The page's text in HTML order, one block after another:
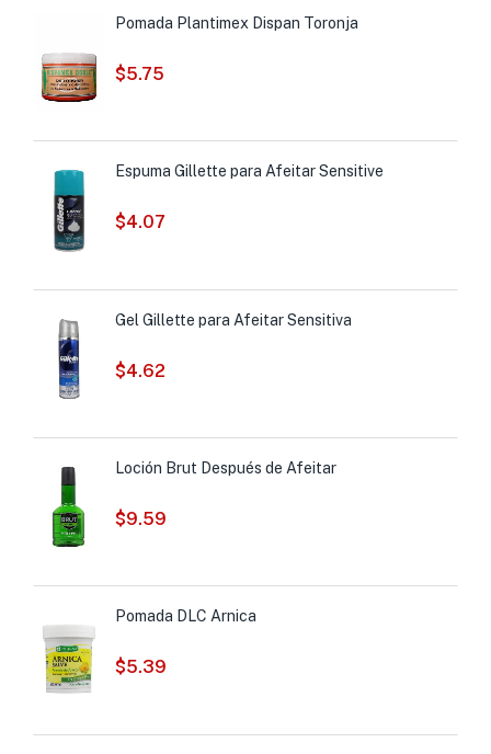
Pomada Plantimex Dispan Toronja
$5.75
Espuma Gillette para Afeitar Sensitive
$4.07
Gel Gillette para Afeitar Sensitiva
$4.62
Loción Brut Después de Afeitar
$9.59
Pomada DLC Arnica
$5.39